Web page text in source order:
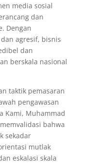
media sosial
dan
Dengan
agresif, bisnis
dan
berskala nasional
taktik pemasaran
pengawasan
Kami, Muhammad
bahwa
sekadar
mutlak
eskalasi skala